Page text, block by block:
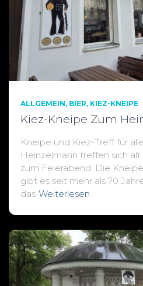
ALLGEMEIN BIER KIEZ-KNEIPE
Kiez-Kneipe Zum
Kneipe und Kiez-Treff für
Heinzelmann treffen sich
zum Feierabend. Die
gibt es seit mehr als 70
das Weiterlesen